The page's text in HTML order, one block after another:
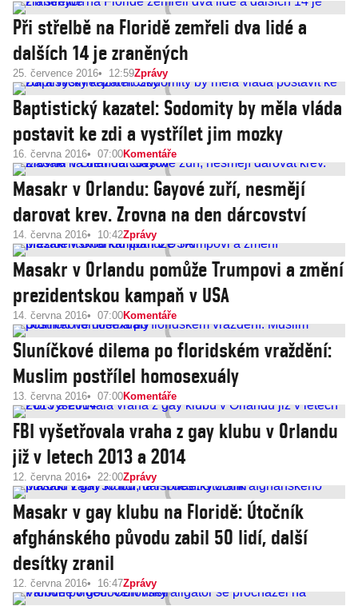
Při střelbě na Floridě zemřeli dva lidé a
dalších 14 je zraněných
25. července 2016 12:59Zprávy
Baptistický kazatel: Sodomity by měla vláda
postavit ke zdi a vystřílet jim mozky
16. června 2016 07:00Komentáře
Masakr v Orlandu: Gayové zuří, nesmějí
darovat krev. Zrovna na den dárcovství
14. června 2016 10:42Zprávy
Masakr v Orlandu pomůže Trumpovi a změní
prezidentskou kampaň v USA
14. června 2016 07:00Komentáře
Sluníčkové dilema po floridském vraždění:
Muslim postřílel homosexuály
13. června 2016 07:00Komentáře
FBI vyšetřovala vraha z gay klubu v Orlandu
již v letech 2013 a 2014
12. června 2016 22:00Zprávy
Masakr v gay klubu na Floridě: Útočník
afghánského původu zabil 50 lidí, další
desítky zranil
12. června 2016 16:47Zprávy